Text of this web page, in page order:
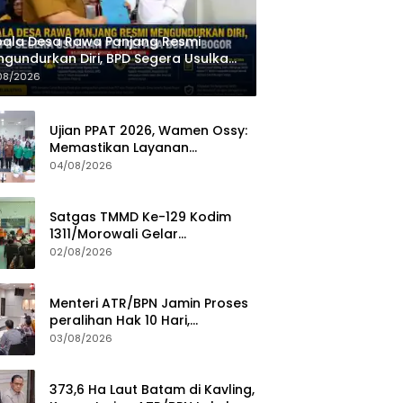
Desa Rawa Panjang Resmi
Diri, BPD Segera Usulkan
kepada Bupati Bogor
2026
Ujian PPAT 2026, Wamen Ossy:
Memastikan Layanan
Pertanahan dari PPAT yang
04/08/2026
Satgas TMMD Ke-129 Kodim
1311/Morowali Gelar
Penyuluhan Mitigasi Bencana
02/08/2026
Menteri ATR/BPN Jamin Proses
peralihan Hak 10 Hari,
Pengukuran Terjadwal Waktu
03/08/2026
373,6 Ha Laut Batam di Kavling,